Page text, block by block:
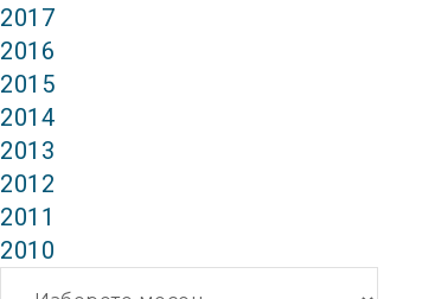
2017
2016
2015
2014
2013
2012
2011
2010